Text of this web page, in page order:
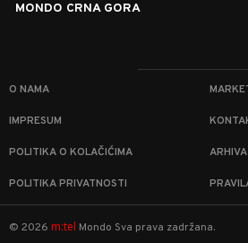
MONDO CRNA GORA
O NAMA
IMPRESUM
POLITIKA O KOLAČIĆIMA ARHIVA
POLITIKA PRIVATNOSTI
© 2026 m:tel Mondo Sva prava zadržana.